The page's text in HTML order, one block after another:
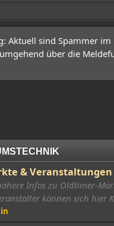
Aktuell sind Spammer
über die
& Veranstaltungen
Infos zu Oldtimer-
können sich hier